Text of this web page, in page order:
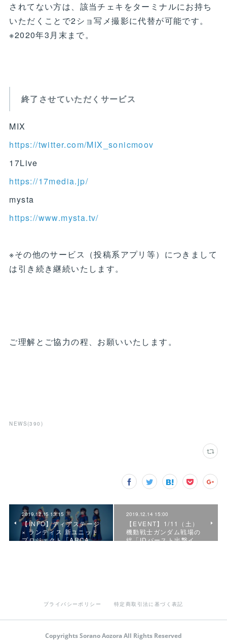
されてない方は、該当チェキをターミナルにお持ち
いただくことで2ショ写メ撮影に代替が可能です。
※2020年3月末まで。
終了させていただくサービス
MIX
https://twitter.com/MIX_sonicmoov
17Live
https://17media.jp/
mysta
https://www.mysta.tv/
※その他のサービス（投稿系アプリ等）につきまして
は引き続き継続いたします。
ご理解とご協力の程、お願いいたします。
NEWS (390 )
2019.12.15 13:15
【INFO】ディアステージ
× ランティス 新ユニット
プロジェクト「ARCA…
2019.12.14 15:00
【EVENT】1/11（土）
機動戦士ガンダム戦場の
絆「IDバースト出撃イ…
プライバシーポリシー 特定商取引法に基づく表記
Copyrights Sorano Aozora All Rights Reserved